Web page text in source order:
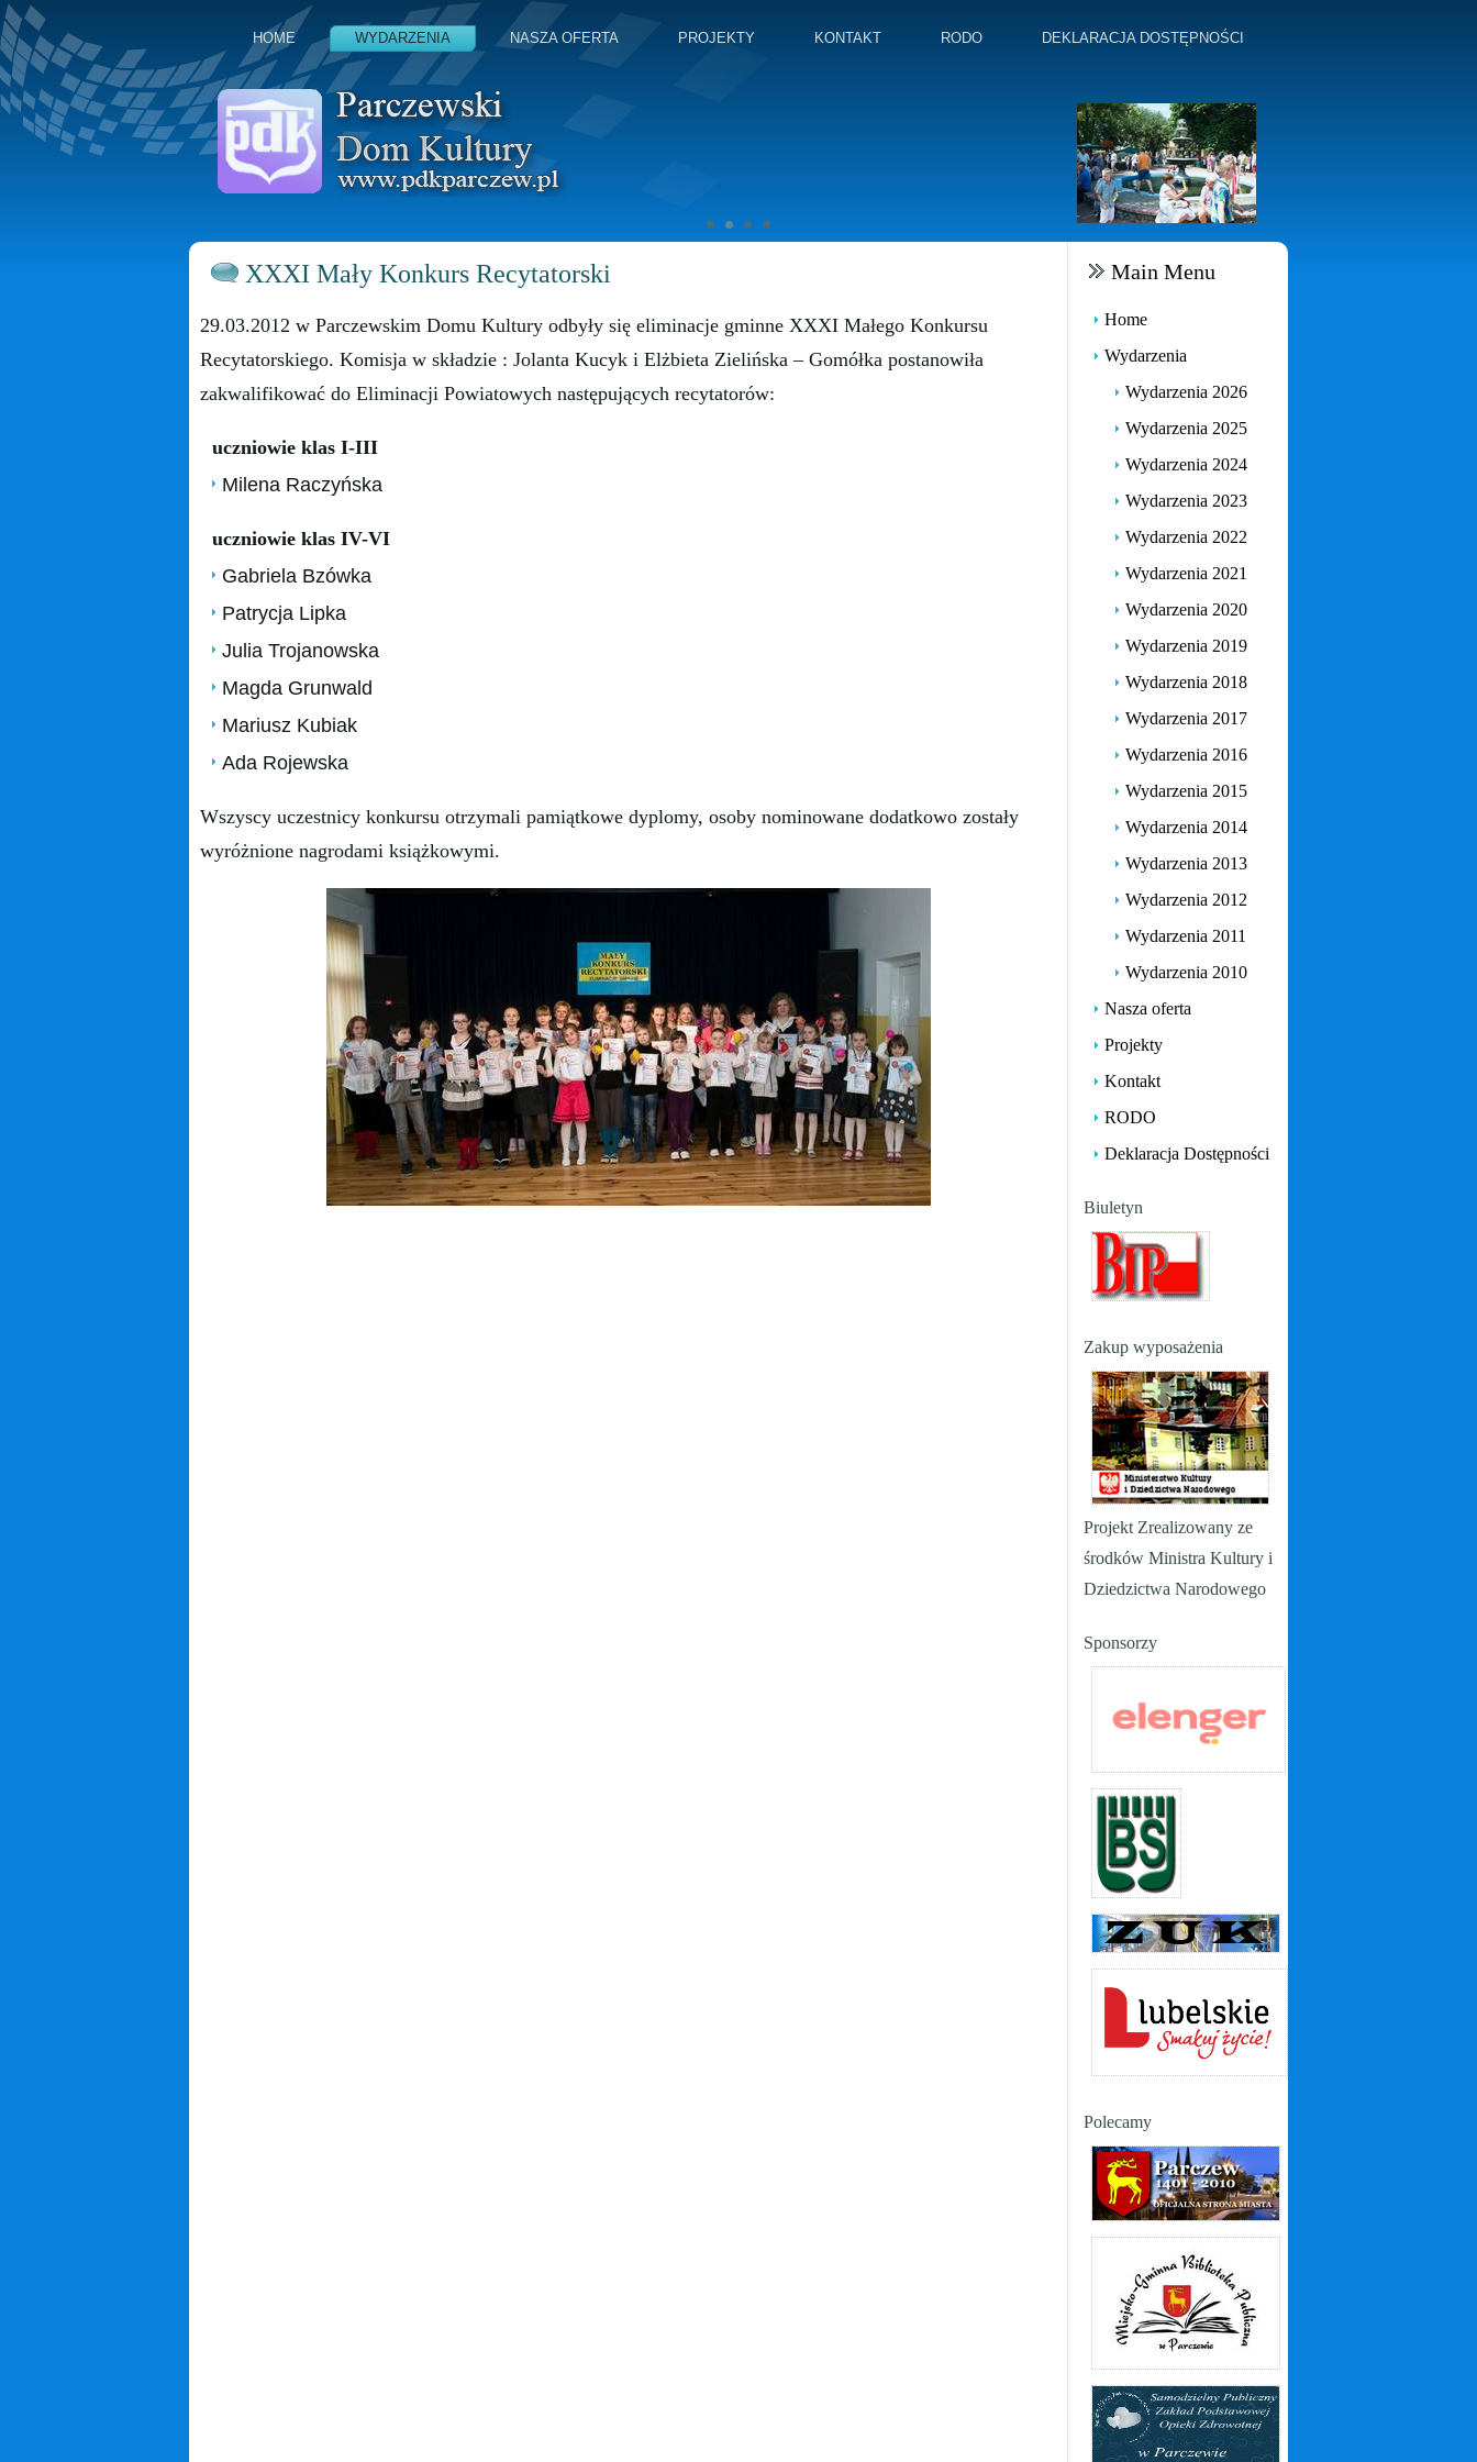
HOME WYDARZENIA NASZA OFERTA PROJEKTY KONTAKT RODO DEKLARACJA DOSTĘPNOŚCI
XXXI Mały Konkurs Recytatorski
29.03.2012 w Parczewskim Domu Kultury odbyły się eliminacje gminne XXXI Małego Konkursu
Recytatorskiego. Komisja w składzie : Jolanta Kucyk i Elżbieta Zielińska – Gomółka postanowiła
zakwalifikować do Eliminacji Powiatowych następujących recytatorów:
uczniowie klas I-III
Milena Raczyńska
uczniowie klas IV-VI
Gabriela Bzówka
Patrycja Lipka
Julia Trojanowska
Magda Grunwald
Mariusz Kubiak
Ada Rojewska
Wszyscy uczestnicy konkursu otrzymali pamiątkowe dyplomy, osoby nominowane dodatkowo zostały
wyróżnione nagrodami książkowymi.
Main Menu
Home
Wydarzenia
Wydarzenia 2026
Wydarzenia 2025
Wydarzenia 2024
Wydarzenia 2023
Wydarzenia 2022
Wydarzenia 2021
Wydarzenia 2020
Wydarzenia 2019
Wydarzenia 2018
Wydarzenia 2017
Wydarzenia 2016
Wydarzenia 2015
Wydarzenia 2014
Wydarzenia 2013
Wydarzenia 2012
Wydarzenia 2011
Wydarzenia 2010
Nasza oferta
Projekty
Kontakt
RODO
Deklaracja Dostępności
Biuletyn
Zakup wyposażenia
Projekt Zrealizowany ze
środków Ministra Kultury i
Dziedzictwa Narodowego
Sponsorzy
Polecamy